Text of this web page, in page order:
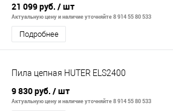
21 099 руб. / шт
Актуальную цену и наличие уточняйте 8 914 55 80 533
Подробнее
Пила цепная HUTER ELS2400
9 830 руб. / шт
Актуальную цену и наличие уточняйте 8 914 55 80 533